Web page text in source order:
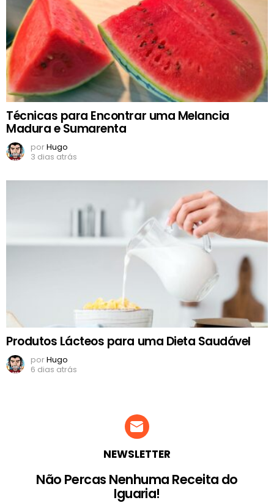
Técnicas para Encontrar uma Melancia
Madura e Sumarenta
porHugo
3 dias atrás
Produtos Lácteos para uma Dieta Saudável
porHugo
6 dias atrás
NEWSLETTER
Não Percas Nenhuma Receita do
Iguaria!